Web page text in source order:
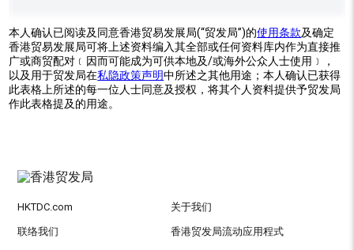
本人确认已阅读及同意香港贸易发展局(“贸发局”)的使用条款及确定
香港贸易发展局可将上述资料编入其全部或任何资料库内作为直接推
广或商贸配对﹝因而可能成为可供本地及/或海外公众人士使用﹞，
以及用于贸发局在私隐政策声明中所述之其他用途；本人确认已获得
此表格上所述的每一位人士同意及授权，将其个人资料提供予贸发局
作此表格提及的用途。
HKTDC.com 关于我们
联络我们 香港贸发局流动应用程式